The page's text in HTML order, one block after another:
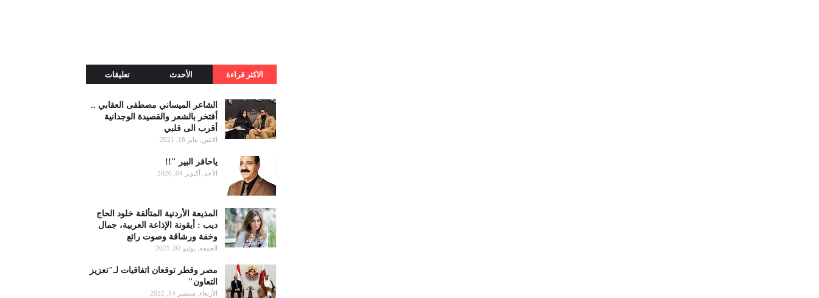
الاكثر قراءة الأحدث تعليقات
الشاعر الميساني مصطفى العقابي ..
أفتخر بالشعر والقصيدة الوجدانية
أقرب الى قلبي
الاثنين, يناير 18, 2021
ياحافر البير "!!
الأحد, أكتوبر 04, 2020
المذيعة الأردنية المتألقة خلود الحاج
ديب : أيقونة الإذاعة العربية، جمال
وخفة ورشاقة وصوت رائع
الجمعة, يوليو 02, 2021
مصر وقطر توقعان اتفاقيات لـ"تعزيز
التعاون"
الأربعاء, سبتمبر 14, 2022